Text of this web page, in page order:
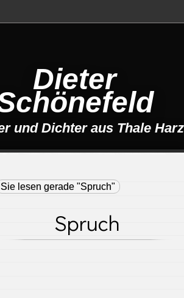
Dieter
und Dichter aus Thale Harz
Sie lesen gerade "Spruch"
Spruch